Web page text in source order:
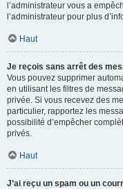
l’administrateur vous a
l’administrateur pour plus
Haut
Je reçois sans arrêt des
Vous pouvez supprimer
en utilisant les filtres de
privée. Si vous recevez des
particulier, rapportez les
possibilité d’empêcher
privés.
Haut
J’ai reçu un spam ou un